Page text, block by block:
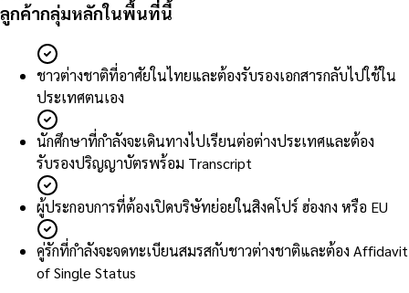
ลูกค้ากลุ่มหลักในพื้นที่นี้
ชาวต่างชาติที่อาศัยในไทยและต้องรับรองเอกสารกลับไปใช้ใน
ประเทศตนเอง
นักศึกษาที่กำลังจะเดินทางไปเรียนต่อต่างประเทศและต้อง
รับรองปริญญาบัตรพร้อม Transcript
ผู้ประกอบการที่ต้องเปิดบริษัทย่อยในสิงคโปร์ ฮ่องกง หรือ EU
คู่รักที่กำลังจะจดทะเบียนสมรสกับชาวต่างชาติและต้อง Affidavit
of Single Status